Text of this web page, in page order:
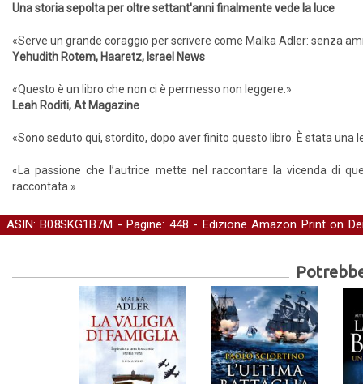
Una storia sepolta per oltre settant'anni finalmente vede la luce
«Serve un grande coraggio per scrivere come Malka Adler: senza
Yehudith Rotem, Haaretz, Israel News
«Questo è un libro che non ci è permesso non leggere.»
Leah Roditi, At Magazine
«Sono seduto qui, stordito, dopo aver finito questo libro. È stata
«La passione che l’autrice mette nel raccontare la vicenda di
raccontata.»
ASIN: B08SKG1B7M - Pagine: 448 - Edizione Amazon Print on